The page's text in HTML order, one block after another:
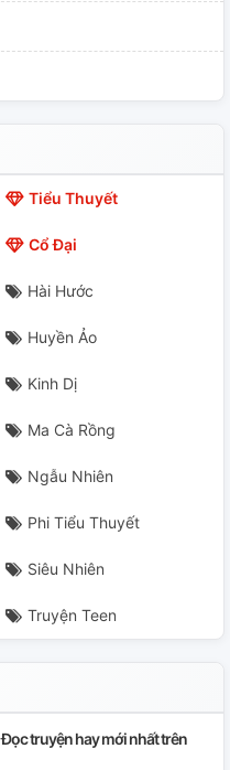
Tiểu Thuyết
Cổ Đại
Hài Hước
Huyền Ảo
Kinh Dị
Ma Cà Rồng
Ngẫu Nhiên
Phi Tiểu Thuyết
Siêu Nhiên
Truyện Teen
truyện hay mới nhất trên